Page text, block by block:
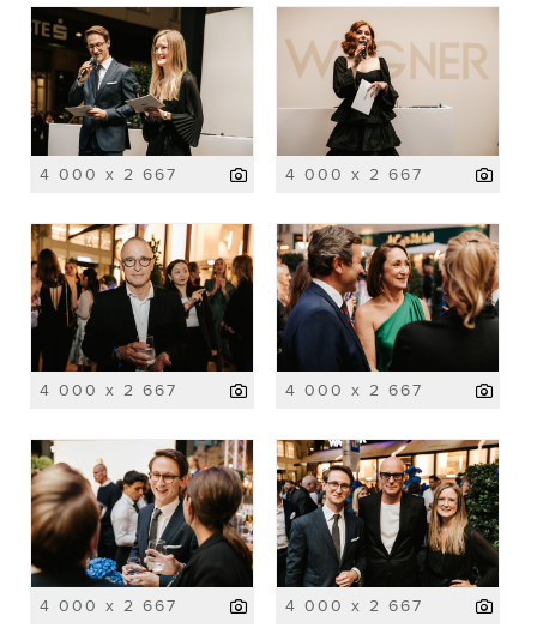
4 000 x 2 667 4 000 x 2 667
4 000 x 2 667 4 000 x 2 667
4 000 x 2 667 4 000 x 2 667